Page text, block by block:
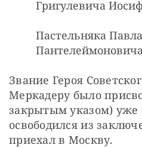
Григулевича
Пастельняка Павла
Звание Героя
Меркадеру было
закрытым указом) уже
освободился из
приехал в Москву.